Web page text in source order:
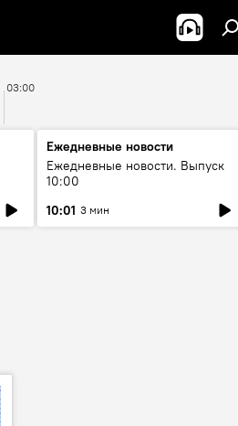
03:00
Ежедневные новости
Ежедневные новости. Выпуск
10:00
10:01 3 мин